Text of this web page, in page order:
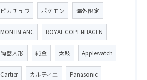
ピカチュウ ポケモン 海外限定
MONTBLANC ROYAL COPENHAGEN
陶器人形 純金 太鼓 Applewatch
Cartier カルティエ Panasonic